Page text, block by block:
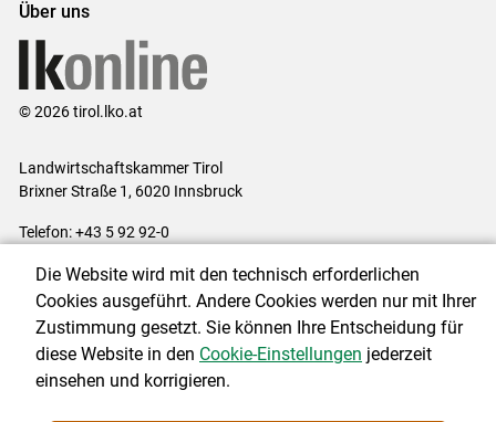
Über uns
© 2026 tirol.lko.at
Landwirtschaftskammer Tirol
Brixner Straße 1, 6020 Innsbruck
Telefon: +43 5 92 92-0
Impressum|Kontakt|Datenschutzerklärung|Barrierefreiheit|
Cookie-Einstellungen
Die Website wird mit den technisch erforderlichen
Cookies ausgeführt. Andere Cookies werden nur mit Ihrer
Zustimmung gesetzt. Sie können Ihre Entscheidung für
diese Website in den Cookie-Einstellungen jederzeit
einsehen und korrigieren.